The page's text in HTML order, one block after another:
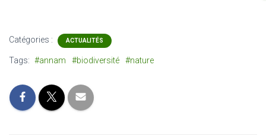
Catégories : ACTUALITÉS
Tags: #annam #biodiversité #nature